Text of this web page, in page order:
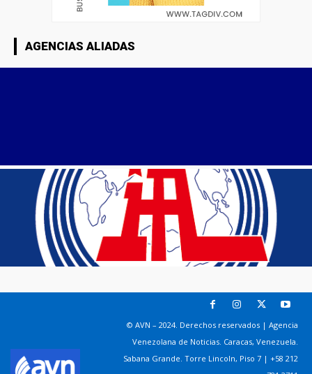
AGENCIAS ALIADAS
© AVN – 2024. Derechos reservados | Agencia
Venezolana de Noticias. Caracas, Venezuela.
Sabana Grande. Torre Lincoln, Piso 7 | +58 212